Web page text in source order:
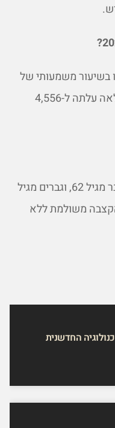
עלו בשיעור משמעותי של
6.2% ממה שהן היו. קצבת נכות מלאה עלתה ל-4,556
נשים זכאיות לקצבת אזרח ותיק כבר מגיל 62, וגברים מגיל
הקצבה משולמת ללא
החדשנית